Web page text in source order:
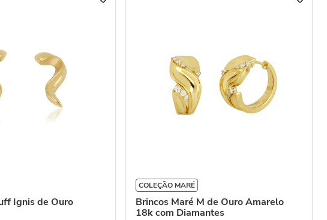
Ignis de Ouro
COLEÇÃO MARÉ
Brincos Maré M de Ouro Amarelo
18k com Diamantes